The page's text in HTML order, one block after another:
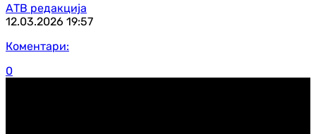
АТВ редакција
12.03.2026 19:57
Коментари:
0